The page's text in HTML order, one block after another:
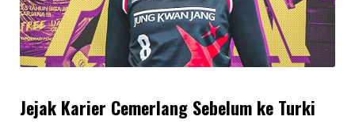
Jejak Karier Cemerlang Sebelum ke Turki